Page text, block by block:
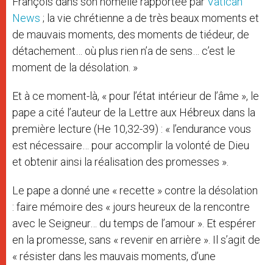
News ; la vie chrétienne a de très beaux moments et
de mauvais moments, des moments de tiédeur, de
détachement… où plus rien n’a de sens… c’est le
moment de la désolation. »
Et à ce moment-là, « pour l’état intérieur de l’âme », le
pape a cité l’auteur de la Lettre aux Hébreux dans la
première lecture (He 10,32-39) : « l’endurance vous
est nécessaire… pour accomplir la volonté de Dieu
et obtenir ainsi la réalisation des promesses ».
Le pape a donné une « recette » contre la désolation
: faire mémoire des « jours heureux de la rencontre
avec le Seigneur… du temps de l’amour ». Et espérer
en la promesse, sans « revenir en arrière ». Il s’agit de
« résister dans les mauvais moments, d’une